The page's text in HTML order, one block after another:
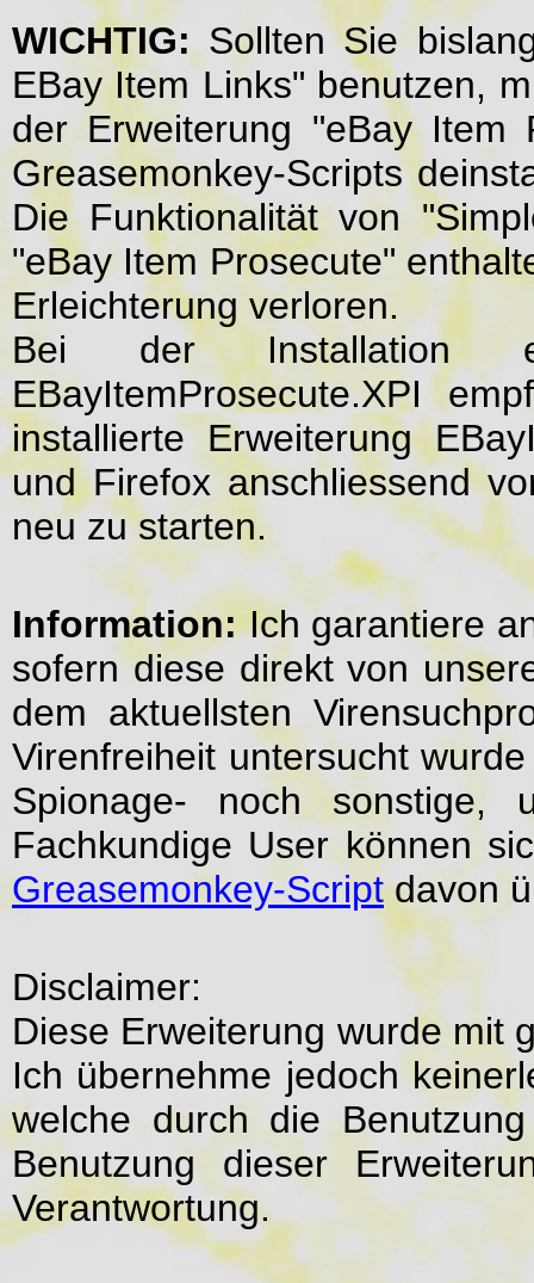
WICHTIG: Sollten Sie
EBay Item Links" benutzen,
der Erweiterung "eBay Item
Greasemonkey-Scripts
Die Funktionalität von
"eBay Item Prosecute"
Erleichterung verloren.
Bei der Installation
EBayItemProsecute.XPI
installierte Erweiterung
und Firefox anschliessend
neu zu starten.
Information:Ich garantiere
sofern diese direkt von
dem aktuellsten
Virenfreiheit untersucht
Spionage- noch sonstige,
Fachkundige User können
Greasemonkey-Scriptdavon
Disclaimer:
Diese Erweiterung wurde mit
Ich übernehme jedoch
welche durch die
Benutzung dieser
Verantwortung.